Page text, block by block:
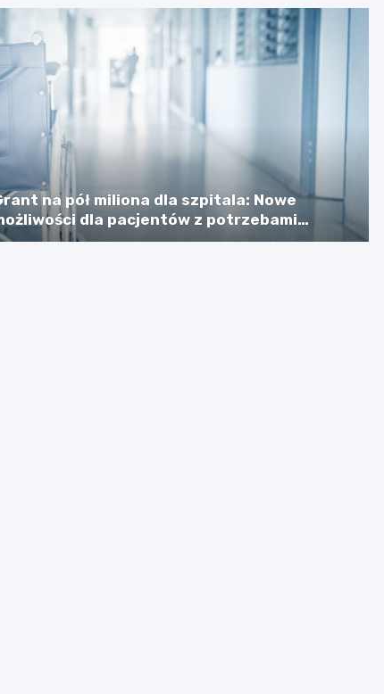
na pół miliona dla szpitala: Nowe
dla pacjentów z potrzebami